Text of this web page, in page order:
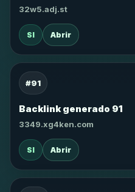
32w5.adj.st
SI Abrir
#91
Backlink generado 91
3349.xg4ken.com
SI Abrir